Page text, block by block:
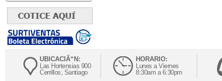
UBICACIÃ“N:
Las Hortensias 900
Cerrillos, Santiago
HORARIO:
Lunes a Viernes
8:30am a 6:30pm